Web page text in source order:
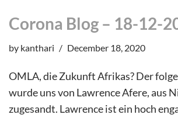
Corona Blog – 18-12-
by kanthari December 18, 2020
OMLA, die Zukunft Afrikas? Der
wurde uns von Lawrence Afere, aus
zugesandt. Lawrence ist ein hoch